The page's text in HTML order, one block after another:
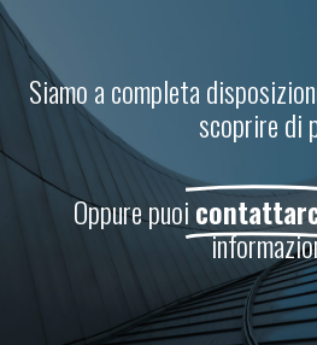
Siamo a completa
scoprire di
Oppure puoi